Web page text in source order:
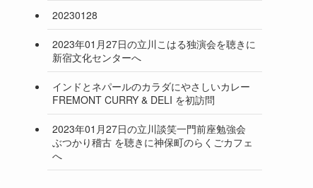
20230128
2023年01月27日の立川こはる独演会を聴きに
新宿文化センターへ
インドとネパールのカラダにやさしいカレー
FREMONT CURRY & DELI を初訪問
2023年01月27日の立川談笑一門前座勉強会
ぶつかり稽古 を聴きに神保町のらくごカフェ
へ